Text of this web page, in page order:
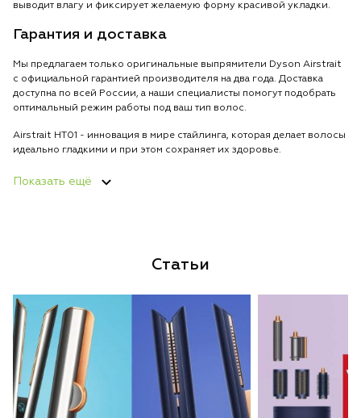
выводит влагу и фиксирует желаемую форму красивой укладки.
Гарантия и доставка
Мы предлагаем только оригинальные выпрямители Dyson Airstrait
с официальной гарантией производителя на два года. Доставка
доступна по всей России, а наши специалисты помогут подобрать
оптимальный режим работы под ваш тип волос.
Airstrait HT01 - инновация в мире стайлинга, которая делает волосы
идеально гладкими и при этом сохраняет их здоровье.
Показать ещё
Статьи